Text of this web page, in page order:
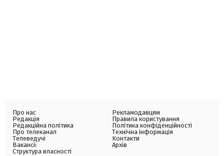
Про нас
Редакція
Редакційна політика
Про телеканал
Телеведучі
Вакансії
Структура власності
Рекламодавцям
Правила користування
Політика конфіденційності
Технічна інформація
Контакти
Архів